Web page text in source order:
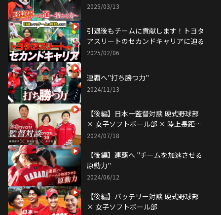
2025/03/13
引退後もチームに貢献します！トヨタ
アスリートのセカンドキャリアに迫る
2025/02/06
連覇へ"打ち勝つ力"
2024/11/13
【後編】日本一監督対談 硬式野球部
× 女子ソフトボール部 × 陸上長距離
部
2024/07/18
【後編】連覇へ "チームを加速させる
原動力"
2024/06/12
【後編】バッテリー対談 硬式野球部
× 女子ソフトボール部